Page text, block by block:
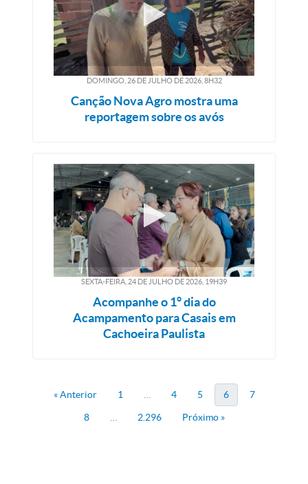
DOMINGO, 26DEJULHODE2026, 8H32
Canção Nova Agro mostra uma
reportagem sobre os avós
SEXTA-FEIRA, 24 DE JULHO DE 2026, 19H39
Acompanhe o 1° dia do
Acampamento para Casais em
Cachoeira Paulista
« Anterior 1 4 5 6 7
8 2.296 Próximo »